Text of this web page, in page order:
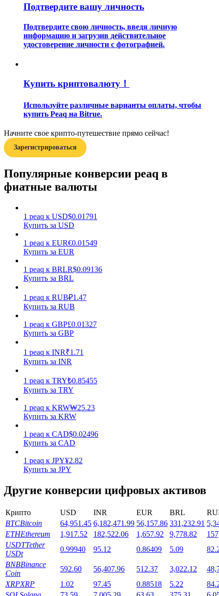
Гид
Руководство для начинающих по фьючерсам
Узнайте, как оставаться прибыльным
Заработок
Силовая свинья
Стейкинг
Высокая прибыль и мгновенный доступ
Launchpool
Гибкая ставка для заработка популярных токенов
Подтвердите вашу личность
Подтвердите свою личность, введя личную
информацию и загрузив действительное
удостоверение личности с фотографией.
Купить криптовалюту！
Используйте различные варианты оплаты, чтобы
купить Peaq на Bitrue.
Начните свое крипто-путешествие прямо сейчас!
Зарегистрироваться
Популярные конверсии peaq в
фиатные валюты
1 peaq к USD$0.01791
Купить за USD
1 peaq к EUR€0.01549
Купить за EUR
1 peaq к BRLR$0.09136
Купить за BRL
1 peaq к RUB₽1.47
Купить за RUB
1 peaq к GBP£0.01327
Купить за GBP
1 peaq к INR₹1.71
Купить за INR
1 peaq к TRY₺0.85455
Купить за TRY
1 peaq к KRW₩25.23
Купить за KRW
1 peaq к CAD$0.02496
Купить за CAD
1 peaq к JPY¥2.82
Купить за JPY
Другие конверсии цифровых активов
Крипто USD INR EUR BRL
BTCBitcoin 64,951.45 6,182,471.99 56,157.86 331,232.91
ETHEthereum 1,917.52 182,522.06 1,657.92 9,778.82
USDTTether
USDt
0.99940 95.12 0.86409 5.09
BNBBinance
Coin
592.60 56,407.96 512.37 3,022.12
XRPXRP 1.02 97.45 0.88518 5.22